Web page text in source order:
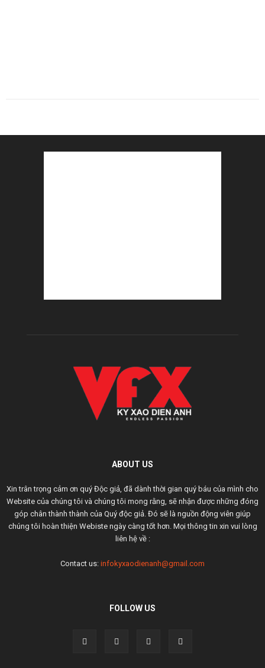
ABOUT US
Xin trân trọng cảm ơn quý Độc giả, đã dành thời gian quý báu của mình cho
Website của chúng tôi và chúng tôi mong rằng, sẽ nhận được những đóng
góp chân thành thành của Quý độc giả. Đó sẽ là nguồn động viên giúp
chúng tôi hoàn thiện Webiste ngày càng tốt hơn. Mọi thông tin xin vui lòng
liên hệ về :
Contact us: infokyxaodienanh@gmail.com
FOLLOW US